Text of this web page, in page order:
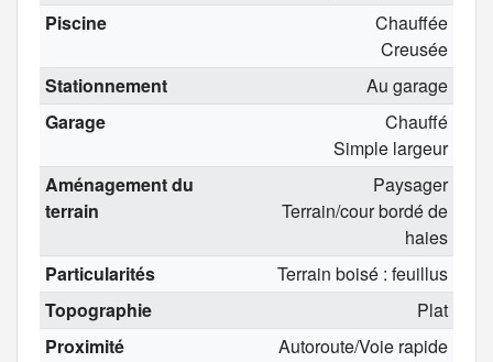
Piscine
Chauffée
Creusée
Stationnement
Au garage
Garage
Chauffé
Simple largeur
Aménagement du
terrain
Paysager
Terrain/cour bordé de
haies
Particularités
Terrain boisé : feuillus
Topographie
Plat
Proximité
Autoroute/Voie rapide